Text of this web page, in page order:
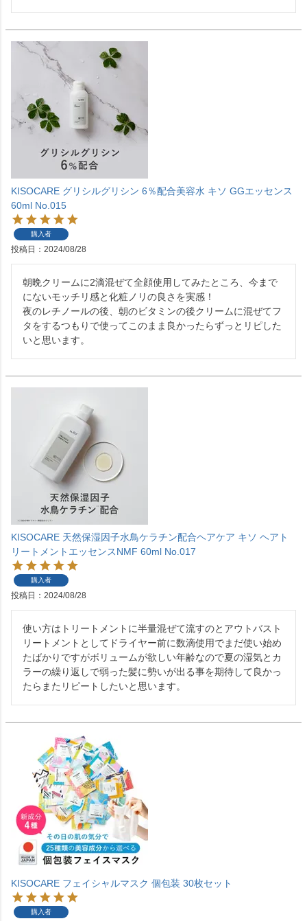
KISOCARE グリシルグリシン 6％配合美容水 キソ GGエッセンス
60ml No.015
購入者
投稿日 2024/08/28
朝晩クリームに2滴混ぜて全顔使用してみたところ、今まで
にないモッチリ感と化粧ノリの良さを実感！
夜のレチノールの後、朝のビタミンの後クリームに混ぜてフ
タをするつもりで使ってこのまま良かったらずっとリピした
いと思います。
KISOCARE 天然保湿因子水鳥ケラチン配合ヘアケア キソ ヘアト
リートメントエッセンスNMF 60ml No.017
購入者
投稿日 2024/08/28
使い方はトリートメントに半量混ぜて流すのとアウトバスト
リートメントとしてドライヤー前に数滴使用でまだ使い始め
たばかりですがボリュームが欲しい年齢なので夏の湿気とカ
ラーの繰り返しで弱った髪に勢いが出る事を期待して良かっ
たらまたリピートしたいと思います。
KISOCARE フェイシャルマスク 個包装 30枚セット
購入者